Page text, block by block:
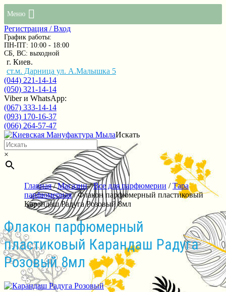
Меню
Регистрация / Вход
График работы:
ПН-ПТ: 10:00 - 18:00
СБ, ВС: выходной
г. Киев.
ст.м. Дарница ул. А.Малышка 5
(044) 221-14-14
(050) 321-14-14
Viber и WhatsApp:
(067) 333-14-14
(093) 170-16-37
(066) 264-57-47
Искать
×
Главная/Магазин/Все для парфюмерии /Тара
парфюмерная/ Флакон парфюмерный пластиковый
Карандаш Радуга Розовый 8мл
Флакон парфюмерный
пластиковый Карандаш Радуга
Розовый 8мл